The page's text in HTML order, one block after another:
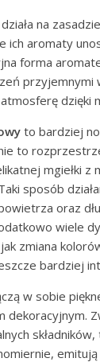
działa na
ich aromaty
forma
przyjemnymi
dzięki
to bardziej
to
mgiełki z
sposób
oraz
wiele
zmiana
bardziej
w sobie
dekoracyjnym.